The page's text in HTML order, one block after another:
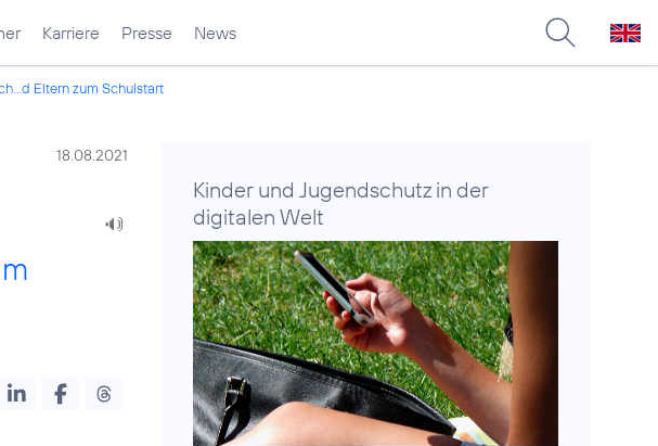
Karriere Presse News
Eltern zum Schulstart
18.08.2021
Kinder und Jugendschutz in der
digitalen Welt